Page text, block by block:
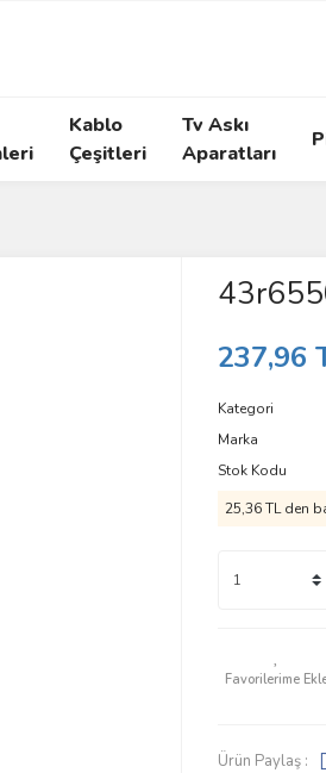
Kablo
Çeşitleri
Tv Askı
Aparatları
237,96
Kategori
Marka
Stok Kodu
25,36 TL den
Ürün Paylaş :